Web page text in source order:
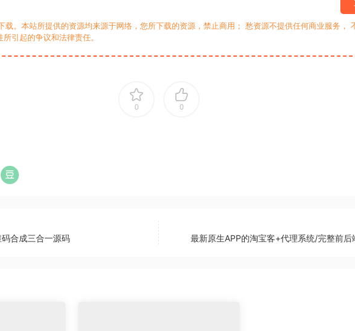
载。本站所提供的资源均来源于网络，您所下载的资源，禁止商用； 愁资源不提供任何商业服务，
引起的争议和法律责任。
0 0
合成三合一源码 最新原生APP的淘宝客+代理系统/完整前后